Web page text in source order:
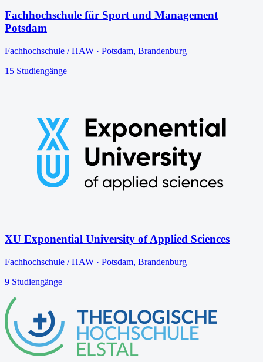
Fachhochschule für Sport und Management
Potsdam
Fachhochschule / HAW · Potsdam, Brandenburg
15 Studiengänge
XU Exponential University of Applied Sciences
Fachhochschule / HAW · Potsdam, Brandenburg
9 Studiengänge